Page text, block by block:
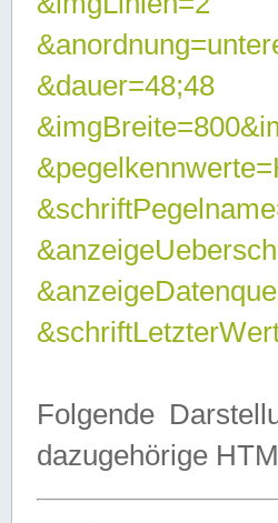
&dauer=48;48
Folgende
dazugehörige